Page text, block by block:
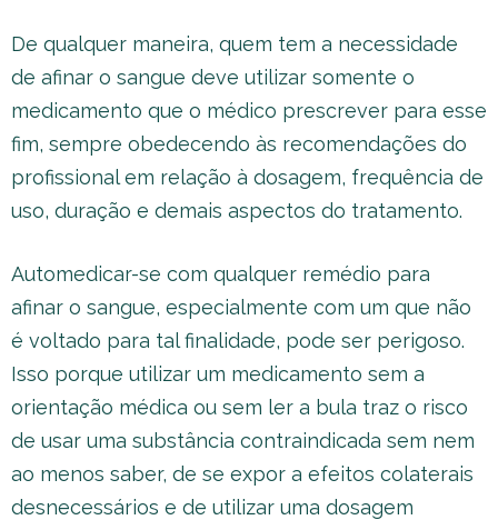
De qualquer maneira, quem tem a necessidade
de afinar o sangue deve utilizar somente o
medicamento que o médico prescrever para esse
fim, sempre obedecendo às recomendações do
profissional em relação à dosagem, frequência de
uso, duração e demais aspectos do tratamento.
Automedicar-se com qualquer remédio para
afinar o sangue, especialmente com um que não
é voltado para tal finalidade, pode ser perigoso.
Isso porque utilizar um medicamento sem a
orientação médica ou sem ler a bula traz o risco
de usar uma substância contraindicada sem nem
ao menos saber, de se expor a efeitos colaterais
desnecessários e de utilizar uma dosagem